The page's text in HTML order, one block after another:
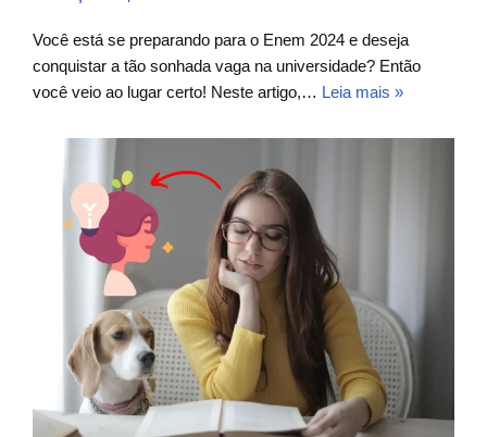
Você está se preparando para o Enem 2024 e deseja
conquistar a tão sonhada vaga na universidade? Então
você veio ao lugar certo! Neste artigo,… Leia mais »